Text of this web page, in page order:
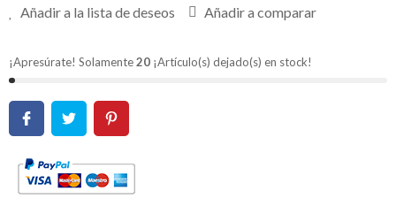
Añadir a la lista de deseos Añadir a comparar
¡Apresúrate! Solamente20 ¡Artículo(s) dejado(s) en stock!